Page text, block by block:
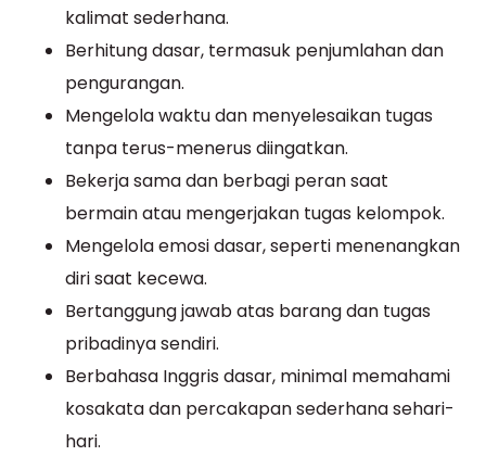
kalimat sederhana.
Berhitung dasar, termasuk penjumlahan dan
pengurangan.
Mengelola waktu dan menyelesaikan tugas
tanpa terus-menerus diingatkan.
Bekerja sama dan berbagi peran saat
bermain atau mengerjakan tugas kelompok.
Mengelola emosi dasar, seperti menenangkan
diri saat kecewa.
Bertanggung jawab atas barang dan tugas
pribadinya sendiri.
Berbahasa Inggris dasar, minimal memahami
kosakata dan percakapan sederhana sehari-
hari.